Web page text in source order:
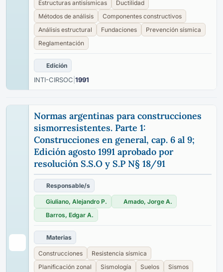
Estructuras antisísmicas
Ductilidad
Métodos de análisis
Componentes constructivos
Análisis estructural
Fundaciones
Prevención sísmica
Reglamentación
Edición
INTI-CIRSOC 1991
Normas argentinas para construcciones
sismorresistentes. Parte 1:
Construcciones en general, cap. 6 al 9;
Edición agosto 1991 aprobado por
resolución S.S.O y S.P N§ 18/91
Responsable/s
Giuliano, Alejandro P.
Amado, Jorge A.
Barros, Edgar A.
Materias
Construcciones
Resistencia sísmica
Planificación zonal
Sismología Suelos
Sismos